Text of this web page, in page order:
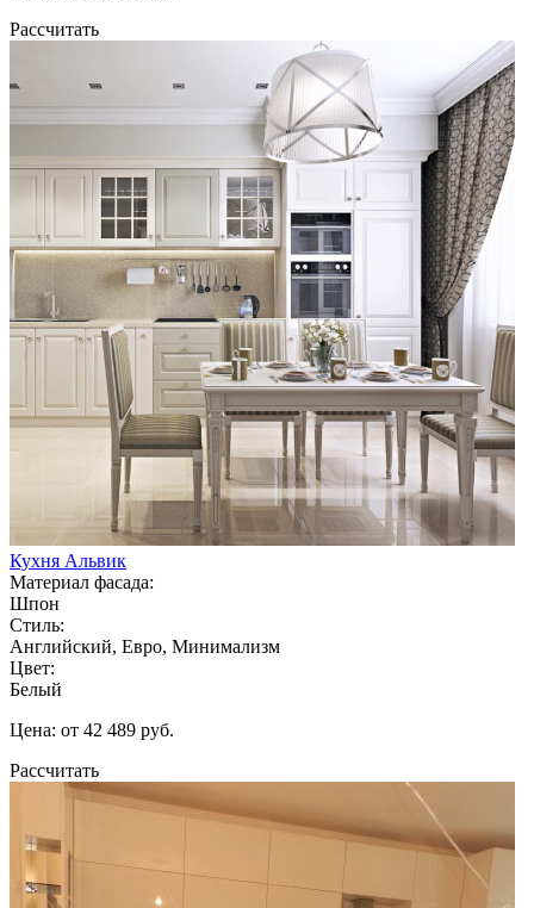
Рассчитать
Кухня Альвик
Материал фасада:
Шпон
Стиль:
Английский, Евро, Минимализм
Цвет:
Белый
Цена: от 42 489 руб.
Рассчитать